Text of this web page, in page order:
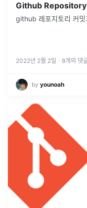
Github Repository
github 레포지토리 커밋
2022년 2월 2일 · 8개의 댓
by younoah